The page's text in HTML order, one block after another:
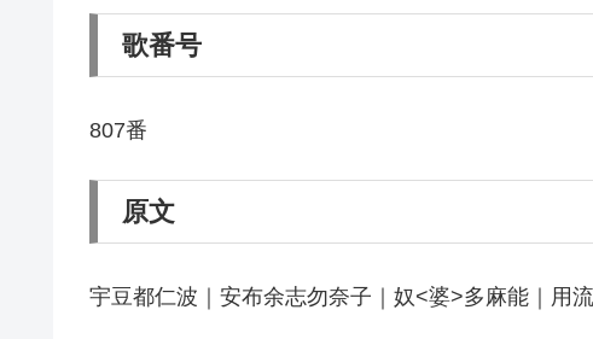
歌番号
807番
原文
宇豆都仁波｜安布余志勿奈子｜奴<婆>多麻能｜用